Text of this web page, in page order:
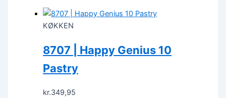
KØKKEN
8707 | Happy Genius 10
Pastry
kr.349,95